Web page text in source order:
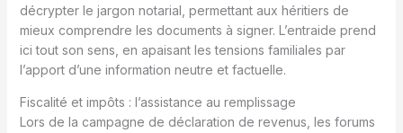
décrypter le jargon notarial, permettant aux héritiers de
mieux comprendre les documents à signer. L’entraide prend
ici tout son sens, en apaisant les tensions familiales par
l’apport d’une information neutre et factuelle.
Fiscalité et impôts : l’assistance au remplissage
Lors de la campagne de déclaration de revenus, les forums